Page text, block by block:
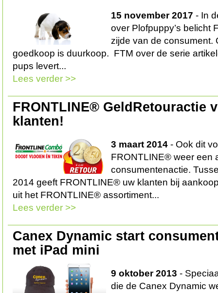
15 november 2017 - In
over Plofpuppy’s belicht
zijde van de consument.
goedkoop is duurkoop. FTM over de serie
pups levert...
Lees verder >>
FRONTLINE® GeldRetouractie
klanten!
3 maart 2014 - Ook dit
FRONTLINE® weer een
consumentenactie.
2014 geeft FRONTLINE® uw klanten bij
uit het FRONTLINE® assortiment...
Lees verder >>
Canex Dynamic start
met iPad mini
9 oktober 2013 -
die de Canex Dynamic